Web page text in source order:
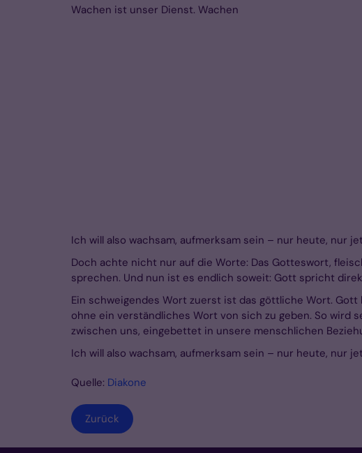
Wachen ist unser Dienst. Wachen
Ich will also wachsam, aufmerksam sein – nur heute, nur
Doch achte nicht nur auf die Worte: Das Gotteswort,
sprechen. Und nun ist es endlich soweit: Gott spricht
Ein schweigendes Wort zuerst ist das göttliche Wort.
ohne ein verständliches Wort von sich zu geben. So wird
zwischen uns, eingebettet in unsere menschlichen
Ich will also wachsam, aufmerksam sein – nur heute, nur
Quelle: Diakone
Zurück